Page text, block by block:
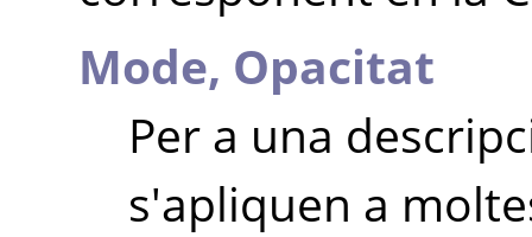
Mode, Opacitat
Per a una
s'apliquen a